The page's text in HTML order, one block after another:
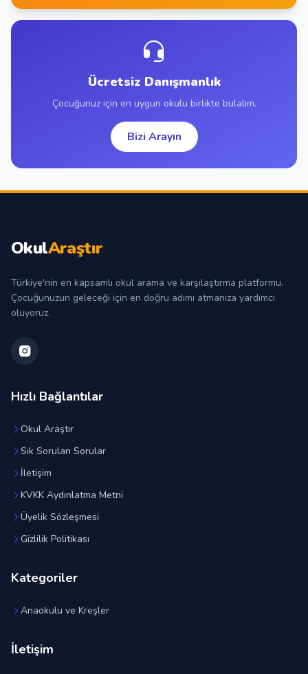
Ücretsiz Danışmanlık
Çocuğunuz için en uygun okulu birlikte bulalım.
Bizi Arayın
OkulAraştır
Türkiye'nin en kapsamlı okul arama ve karşılaştırma platformu.
Çocuğunuzun geleceği için en doğru adımı atmanıza yardımcı
oluyoruz.
Hızlı Bağlantılar
Okul Araştır
Sık Sorulan Sorular
İletişim
KVKK Aydınlatma Metni
Üyelik Sözleşmesi
Gizlilik Politikası
Kategoriler
Anaokulu ve Kreşler
İletişim